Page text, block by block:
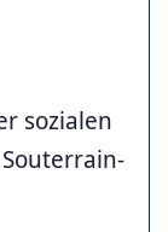
sozialen